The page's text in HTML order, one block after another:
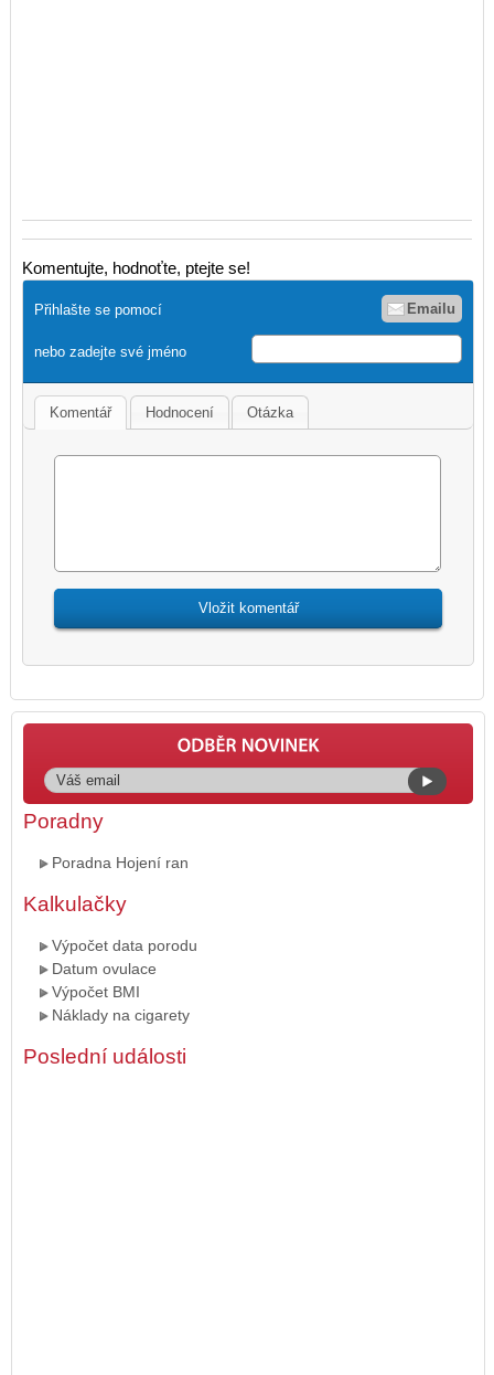
Komentujte, hodnoťte, ptejte se!
Přihlašte se pomocí Emailu
nebo zadejte své jméno
Komentář Hodnocení Otázka
Poradny
Poradna Hojení ran
Kalkulačky
Výpočet data porodu
Datum ovulace
Výpočet BMI
Náklady na cigarety
Poslední události